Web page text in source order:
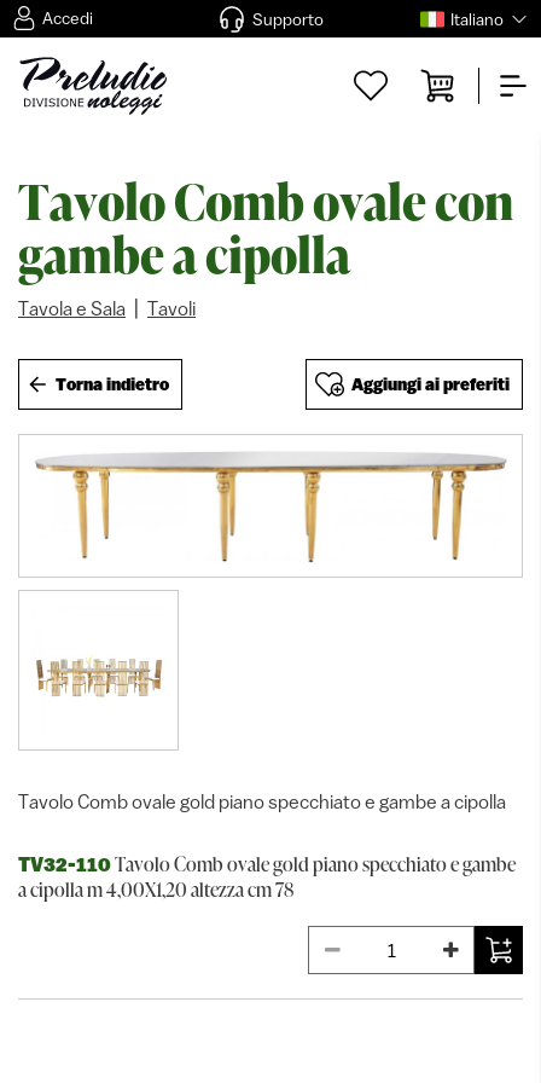
Accedi Supporto Italiano
Tavolo Comb ovale con
gambe a cipolla
Tavola e Sala Tavoli
Torna indietro Aggiungi ai preferiti
Tavolo Comb ovale gold piano specchiato e gambe a cipolla
TV32-110Tavolo Comb ovale gold piano specchiato e gambe
a cipolla m 4,00X1,20 altezza cm 78